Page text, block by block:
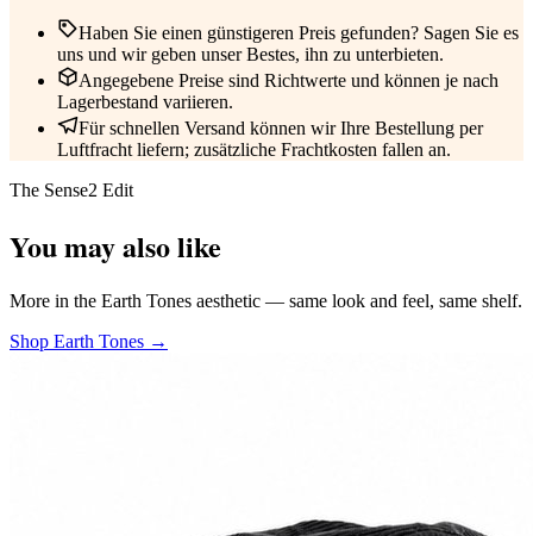
Haben Sie einen günstigeren Preis gefunden? Sagen Sie es
uns und wir geben unser Bestes, ihn zu unterbieten.
Angegebene Preise sind Richtwerte und können je nach
Lagerbestand variieren.
Für schnellen Versand können wir Ihre Bestellung per
Luftfracht liefern; zusätzliche Frachtkosten fallen an.
The Sense2 Edit
You may also like
More in the Earth Tones aesthetic — same look and feel, same shelf.
Shop Earth Tones →